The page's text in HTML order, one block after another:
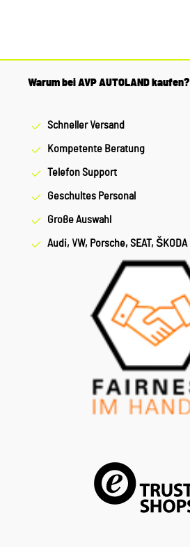
Warum bei AVP AUTOLAND kaufen?
Schneller Versand
Kompetente Beratung
Telefon Support
Geschultes Personal
Große Auswahl
Audi, VW, Porsche, SEAT, ŠKODA